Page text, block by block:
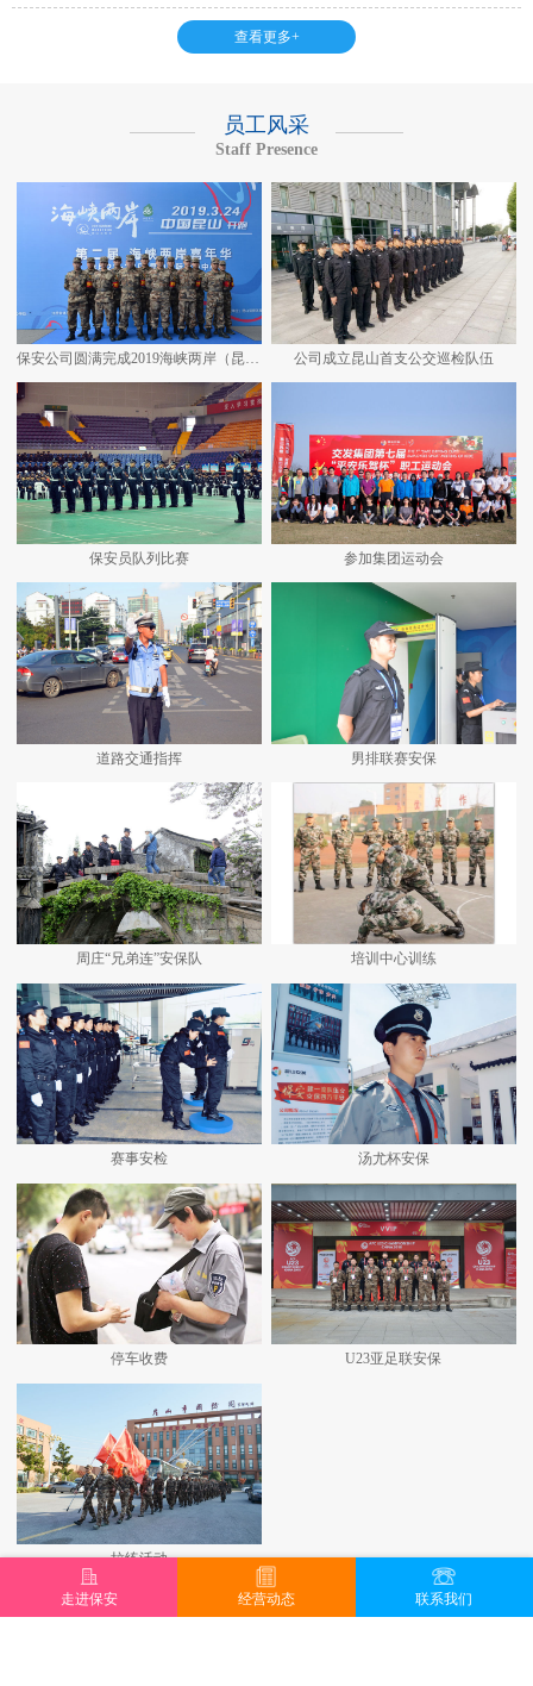
查看更多+
员工风采
Staff Presence
公司成立昆山首支公交巡检队伍
保安员队列比赛 参加集团运动会
道路交通指挥 男排联赛安保
周庄“兄弟连”安保队 培训中心训练
赛事安检 汤尤杯安保
停车收费 U23亚足联安保
拉练活动
查看更多+
走进保安 经营动态 联系我们